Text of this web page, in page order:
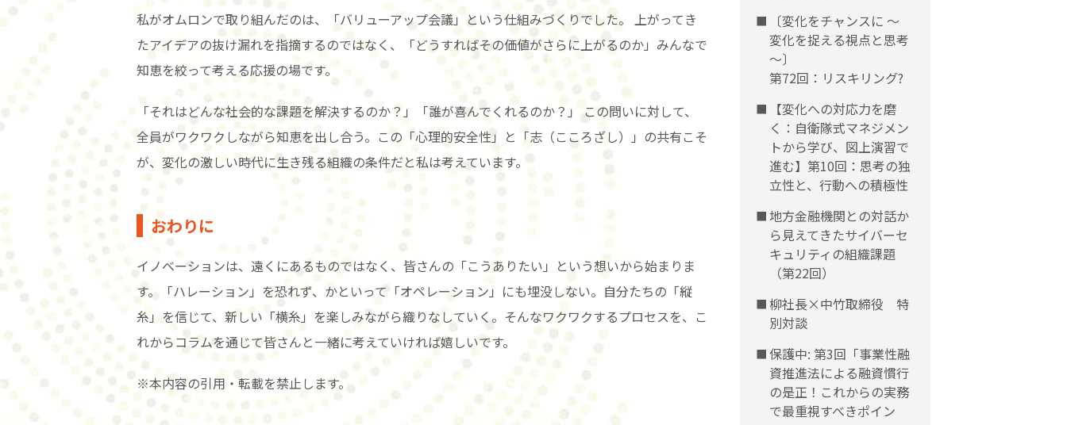
私がオムロンで取り組んだのは、「バリューアップ会議」という仕組みづくりでした。 上がってき
たアイデアの抜け漏れを指摘するのではなく、「どうすればその価値がさらに上がるのか」みんなで
知恵を絞って考える応援の場です。
「それはどんな社会的な課題を解決するのか？」「誰が喜んでくれるのか？」 この問いに対して、
全員がワクワクしながら知恵を出し合う。この「心理的安全性」と「志（こころざし）」の共有こそ
が、変化の激しい時代に生き残る組織の条件だと私は考えています。
おわりに
イノベーションは、遠くにあるものではなく、皆さんの「こうありたい」という想いから始まりま
す。「ハレーション」を恐れず、かといって「オペレーション」にも埋没しない。自分たちの「縦
糸」を信じて、新しい「横糸」を楽しみながら織りなしていく。そんなワクワクするプロセスを、こ
れからコラムを通じて皆さんと一緒に考えていければ嬉しいです。
※本内容の引用・転載を禁止します。
〔変化をチャンスに 〜
変化を捉える視点と思考
〜〕
第72回：リスキリング?
【変化への対応力を磨
く：自衛隊式マネジメン
トから学び、図上演習で
進む】第10回：思考の独
立性と、行動への積極性
地方金融機関との対話か
ら見えてきたサイバーセ
キュリティの組織課題
（第22回）
柳社長×中竹取締役 特
別対談
保護中: 第3回「事業性融
資推進法による融資慣行
の是正！これからの実務
で最重視すべきポイン